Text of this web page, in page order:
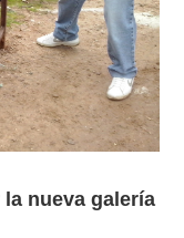
nueva galería